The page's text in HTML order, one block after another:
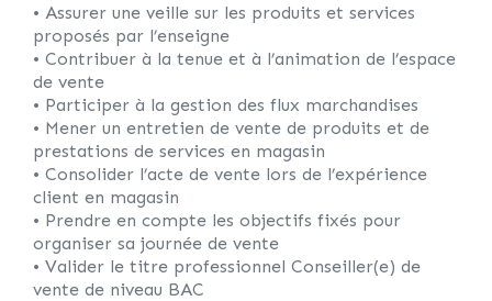
• Assurer une veille sur les produits et services
proposés par l’enseigne
• Contribuer à la tenue et à l’animation de l’espace
de vente
• Participer à la gestion des flux marchandises
• Mener un entretien de vente de produits et de
prestations de services en magasin
• Consolider l’acte de vente lors de l’expérience
client en magasin
• Prendre en compte les objectifs fixés pour
organiser sa journée de vente
• Valider le titre professionnel Conseiller(e) de
vente de niveau BAC